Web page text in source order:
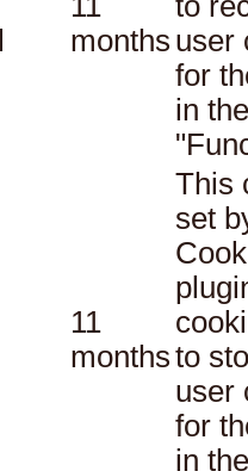
months user
for
in
11
months
This
set
to
user
for
in